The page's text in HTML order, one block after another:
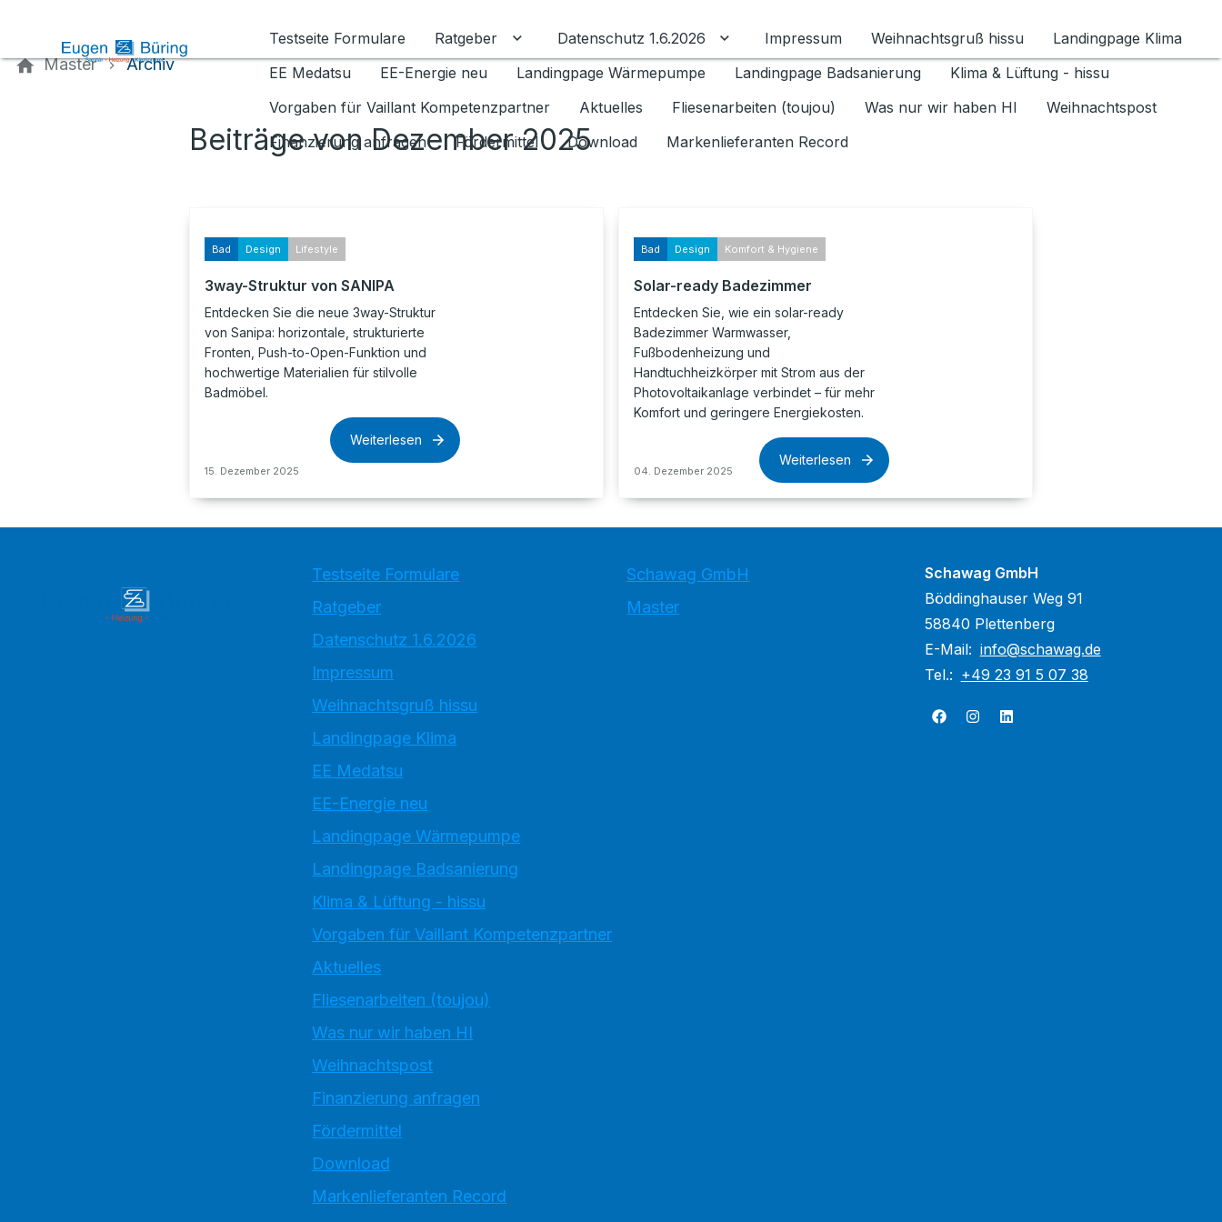
Testseite Formulare
Ratgeber Untermenü für Ratgeber umschalten
Datenschutz 1.6.2026 Untermenü für Datenschutz 1.6.2026 umschalten
Impressum Weihnachtsgruß hissu
Landingpage Klima
EE Medatsu
EE-Energie neu Landingpage Wärmepumpe Landingpage Badsanierung
Klima & Lüftung - hissu
Vorgaben für Vaillant Kompetenzpartner
Aktuelles Fliesenarbeiten (toujou) Was nur wir haben HI
Weihnachtspost
Finanzierung anfragen
Fördermittel Download Markenlieferanten Record
Master Archiv
Beiträge von Dezember 2025
Bad Design Lifestyle
3way-Struktur von SANIPA
Entdecken Sie die neue 3way-Struktur
von Sanipa: horizontale, strukturierte
Fronten, Push-to-Open-Funktion und
hochwertige Materialien für stilvolle
Badmöbel.
15. Dezember 2025
Weiterlesen
Bad Design Komfort & Hygiene
Solar-ready Badezimmer
Entdecken Sie, wie ein solar-ready
Badezimmer Warmwasser,
Fußbodenheizung und
Handtuchheizkörper mit Strom aus der
Photovoltaikanlage verbindet – für mehr
Komfort und geringere Energiekosten.
04. Dezember 2025
Weiterlesen
Testseite Formulare
Ratgeber
Datenschutz 1.6.2026
Impressum
Weihnachtsgruß hissu
Landingpage Klima
EE Medatsu
EE-Energie neu
Landingpage Wärmepumpe
Landingpage Badsanierung
Klima & Lüftung - hissu
Vorgaben für Vaillant Kompetenzpartner
Aktuelles
Fliesenarbeiten (toujou)
Was nur wir haben HI
Weihnachtspost
Finanzierung anfragen
Fördermittel
Download
Markenlieferanten Record
Schawag GmbH
Master
Schawag GmbH
Böddinghauser Weg 91
58840 Plettenberg
E-Mail: info@schawag.de
Tel.: +49 23 91 5 07 38